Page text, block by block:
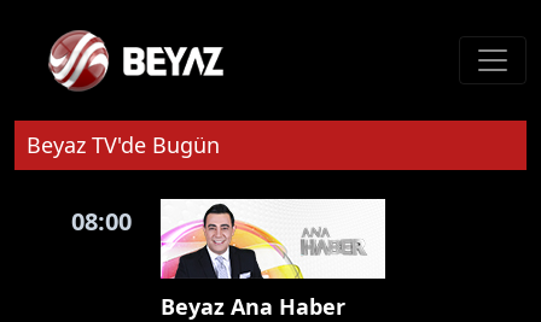
Beyaz TV'de Bugün
08:00
Beyaz Ana Haber